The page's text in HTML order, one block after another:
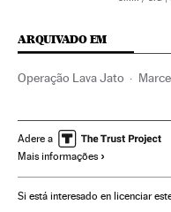
ARQUIVADO EM
Operação Lava Jato
Construtoras
Corrupção política Caixa
Adere a
Mais informações
Si está interesado en licenciar